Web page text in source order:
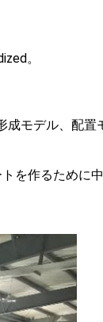
。
成モデル、配置
を作るために